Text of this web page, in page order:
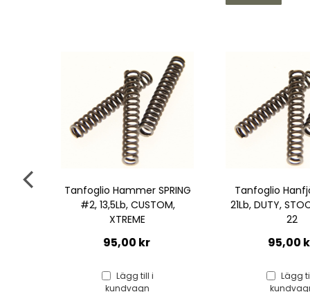
Tanfoglio Hanfjäder #5,
21Lb, DUTY, STOCK, FORCE
22
95,00 kr
Lägg till i
kundvagn
Hammer
Tanfoglio
95,00